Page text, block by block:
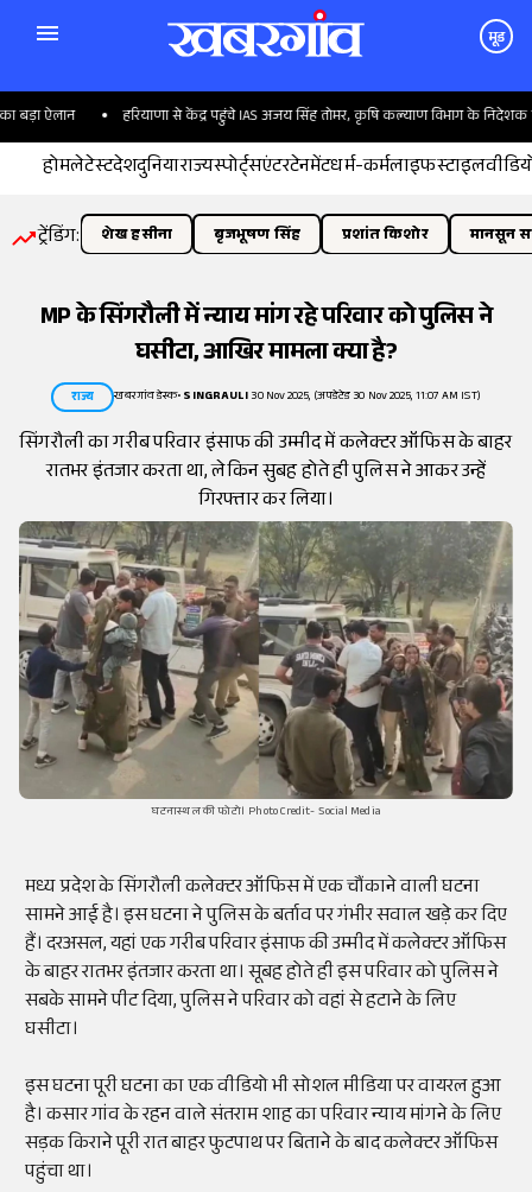
मूड
ऐलान हरियाणा से केंद्र पहुंचे IAS अजय सिंह तोमर, कृषि कल्याण विभाग के निदेशक बने
होमलेटेस्टदेशदुनियाराज्यस्पोर्ट्सएंटरटेनमेंटधर्म-कर्मलाइफस्टाइल
ट्रेंडिंग: शेख हसीना बृजभूषण सिंह प्रशांत किशोर मानसून
MP के सिंगरौली में न्याय मांग रहे परिवार को पुलिस ने
घसीटा, आखिर मामला क्या है?
राज्य खबरगांव डेस्क•SINGRAULI30 Nov 2025, (अपडेटेड 30 Nov 2025, 11:07 AM IST)
सिंगरौली का गरीब परिवार इंसाफ की उम्मीद में कलेक्टर ऑफिस के बाहर
रातभर इंतजार करता था, लेकिन सुबह होते ही पुलिस ने आकर उन्हें
गिरफ्तार कर लिया।
घटनास्थल की फोटो। Photo Credit- Social Media
मध्य प्रदेश केसिंगरौलीकलेक्टर ऑफिस में एक चौंकाने वाली घटना
सामने आई है। इस घटनाने पुलिस के बर्ताव परगंभीरसवाल खड़े कर दिए
हैं।दरअसल, यहांएक गरीब परिवार इंसाफ की उम्मीद मेंकलेक्टरऑफिस
के बाहररातभरइंतजार करता था।सूबहहोते ही इस परिवार कोपुलिस ने
सबकेसामने पीटदिया, पुलिस ने परिवार को वहां से हटाने के लिए
घसीटा।
इस घटना पूरी घटना का एकवीडियोभीसोशलमीडिया परवायरलहुआ
है।कसारगांव के रहन वालेसंतरामशाह का परिवार न्याय मांगने के लिए
सड़क किराने पूरी रात बाहर फुटपाथ पर बिताने के बाद कलेक्टर ऑफिस
पहुंचा था।